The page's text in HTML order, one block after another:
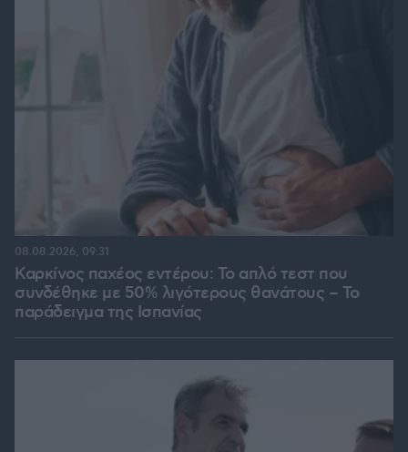
Καρκίνος παχέος εντέρου: Το απλό τεστ που
συνδέθηκε με 50% λιγότερους θανάτους – Το
παράδειγμα της Ισπανίας
08.08.2026, 09:31